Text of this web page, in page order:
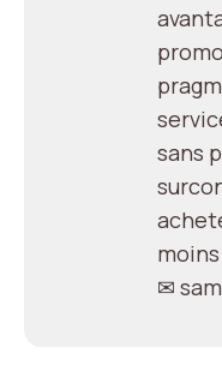
sans
✉